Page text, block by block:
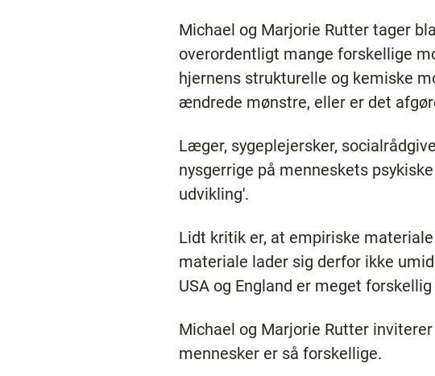
Michael og Marjorie Rutter tager
overordentligt mange forskellige
hjernens strukturelle og kemiske
ændrede mønstre, eller er det
Læger, sygeplejersker,
nysgerrige på menneskets
udvikling'.
Lidt kritik er, at empiriske
materiale lader sig derfor ikke
USA og England er meget
Michael og Marjorie Rutter
mennesker er så forskellige.